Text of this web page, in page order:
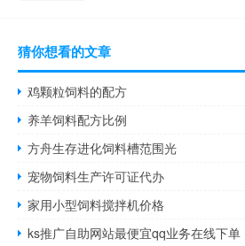
猜你想看的文章
鸡颗粒饲料的配方
养羊饲料配方比例
方舟生存进化饲料槽范围光
宠物饲料生产许可证代办
家用小型饲料搅拌机价格
ks推广自助网站最便宜qq业务在线下单